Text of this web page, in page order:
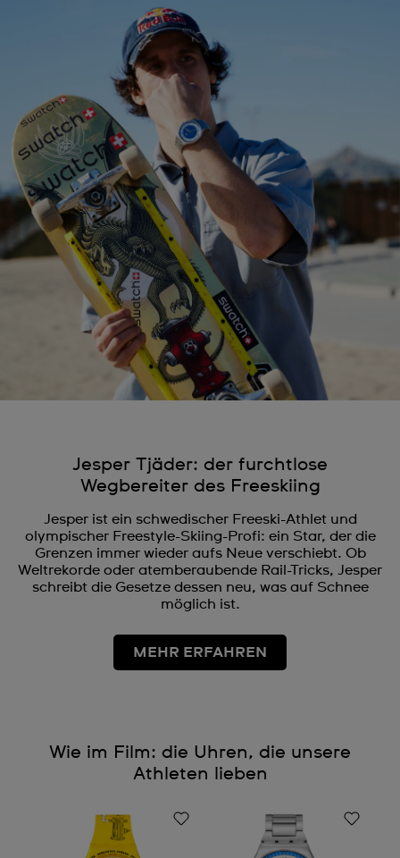
Jesper Tjäder: der furchtlose
Wegbereiter des Freeskiing
Jesper ist ein schwedischer Freeski-Athlet und
olympischer Freestyle-Skiing-Profi: ein Star, der die
Grenzen immer wieder aufs Neue verschiebt. Ob
Weltrekorde oder atemberaubende Rail-Tricks, Jesper
schreibt die Gesetze dessen neu, was auf Schnee
möglich ist.
MEHR ERFAHREN
Wie im Film: die Uhren, die unsere
Athleten lieben